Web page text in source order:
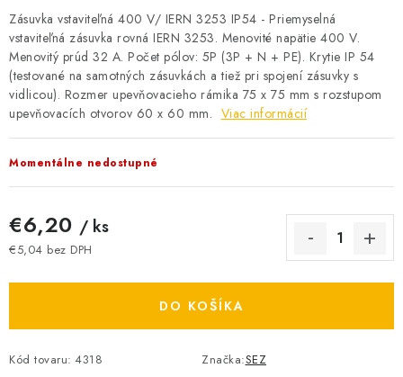
OBCHOD
SVIETIDLÁ A SVETELNÉ ZDROJE
ÚLOŽNÝ MATERIÁL
ZÁSUVKY A VYPÍNAČE
Zásuvka vstaviteľná 400 V/ IERN 3253 IP54 - Priemyselná
vstaviteľná zásuvka rovná IERN 3253. Menovité napätie 400 V.
Menovitý prúd 32 A. Počet pólov: 5P (3P + N + PE). Krytie IP 54
(testované na samotných zásuvkách a tiež pri spojení zásuvky s
vidlicou). Rozmer upevňovacieho rámika 75 x 75 mm s rozstupom
upevňovacích otvorov 60 x 60 mm. Viac informácií
Momentálne nedostupné
€6,20 / ks
€5,04 bez DPH
DO KOŠÍKA
Kód tovaru: 4318 Značka:SEZ